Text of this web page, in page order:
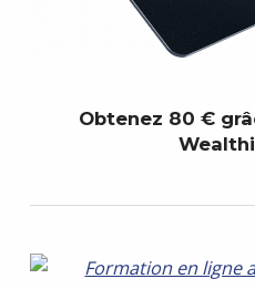
Obtenez 80 €